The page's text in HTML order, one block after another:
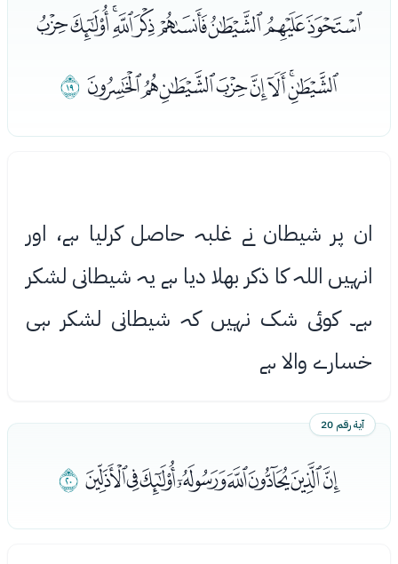
ﯸﯹﯺﯻﯼﯽﯾﯿﰀ
ﰁﰂﰃﰄﰅﰆﰇﰈﰉ
ان پر شیطان نے غلبہ حاصل کرلیا ہے، اور
انہیں اللہ کا ذکر بھلا دیا ہے یہ شیطانی لشکر
ہے۔ کوئی شک نہیں کہ شیطانی لشکر ہی
خسارے واﻻ ہے
آية رقم 20
ﰊﰋﰌﰍﰎﰏﰐﰑﰒ